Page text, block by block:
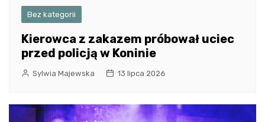
Bez kategorii
Kierowca z zakazem próbował uciec
przed policją w Koninie
Sylwia Majewska 13 lipca 2026